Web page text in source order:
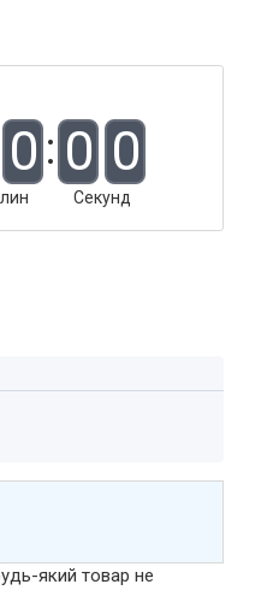
0 0 0
Секунд
який товар не